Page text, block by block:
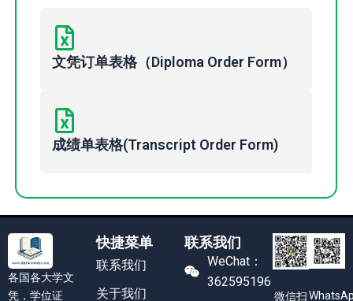
文凭订单表格（Diploma Order Form）
成绩单表格(Transcript Order Form)
各国各大学文
凭，学位证
快捷菜单
联系我们
关于我们
联系我们
WeChat：
362595196
微信扫